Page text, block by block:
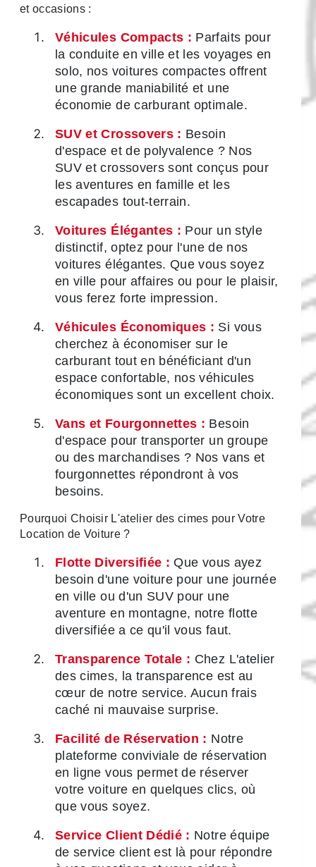
et occasions :
Véhicules Compacts : Parfaits pour
la conduite en ville et les voyages en
solo, nos voitures compactes offrent
une grande maniabilité et une
économie de carburant optimale.
SUV et Crossovers : Besoin
d'espace et de polyvalence ? Nos
SUV et crossovers sont conçus pour
les aventures en famille et les
escapades tout-terrain.
Voitures Élégantes : Pour un style
distinctif, optez pour l'une de nos
voitures élégantes. Que vous soyez
en ville pour affaires ou pour le plaisir,
vous ferez forte impression.
Véhicules Économiques : Si vous
cherchez à économiser sur le
carburant tout en bénéficiant d'un
espace confortable, nos véhicules
économiques sont un excellent choix.
Vans et Fourgonnettes : Besoin
d'espace pour transporter un groupe
ou des marchandises ? Nos vans et
fourgonnettes répondront à vos
besoins.
Pourquoi Choisir L'atelier des cimes pour Votre
Location de Voiture ?
Flotte Diversifiée : Que vous ayez
besoin d'une voiture pour une journée
en ville ou d'un SUV pour une
aventure en montagne, notre flotte
diversifiée a ce qu'il vous faut.
Transparence Totale : Chez L'atelier
des cimes, la transparence est au
cœur de notre service. Aucun frais
caché ni mauvaise surprise.
Facilité de Réservation : Notre
plateforme conviviale de réservation
en ligne vous permet de réserver
votre voiture en quelques clics, où
que vous soyez.
Service Client Dédié : Notre équipe
de service client est là pour répondre